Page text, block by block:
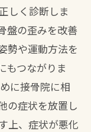
しく診断しま
盤の歪みを改善
勢や運動方法を
もつながりま
に接骨院に相
の症状を放置し
上、症状が悪化